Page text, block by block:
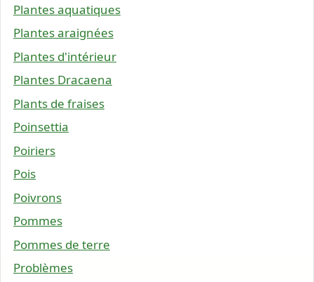
Plantes aquatiques
Plantes araignées
Plantes d'intérieur
Plantes Dracaena
Plants de fraises
Poinsettia
Poiriers
Pois
Poivrons
Pommes
Pommes de terre
Problèmes